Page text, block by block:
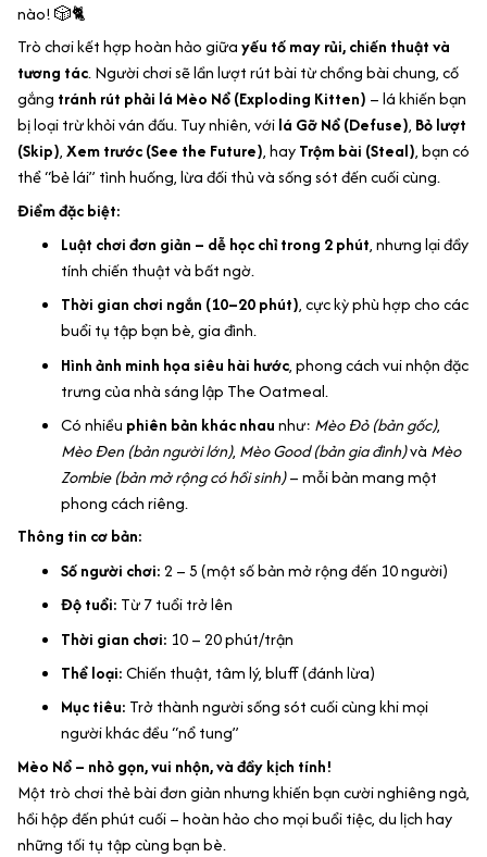
nào! 🎲🐈
Trò chơi kết hợp hoàn hảo giữayếu tố may rủi, chiến thuật và
tương tác. Người chơi sẽ lần lượt rút bài từ chồng bài chung, cố
gắng tránh rút phải lá Mèo Nổ (Exploding Kitten) – lá khiến bạn
bị loại trừ khỏi ván đấu. Tuy nhiên, vớilá Gỡ Nổ (Defuse), Bỏ lượt
(Skip),Xem trước (See the Future), hayTrộm bài (Steal), bạn có
thể “bẻ lái” tình huống, lừa đối thủ và sống sót đến cuối cùng.
Điểm đặc biệt:
Luật chơi đơn giản – dễ học chỉ trong 2 phút, nhưng lại đầy
tính chiến thuật và bất ngờ.
Thời gian chơi ngắn (10–20 phút), cực kỳ phù hợp cho các
buổi tụ tập bạn bè, gia đình.
Hình ảnh minh họa siêu hài hước, phong cách vui nhộn đặc
trưng của nhà sáng lập The Oatmeal.
Có nhiều phiên bản khác nhaunhư: Mèo Đỏ (bản gốc),
Mèo Đen (bản người lớn), Mèo Good (bản gia đình)và Mèo
Zombie (bản mở rộng có hồi sinh)– mỗi bản mang một
phong cách riêng.
Thông tin cơ bản:
Số người chơi:2 – 5 (một số bản mở rộng đến 10 người)
Độ tuổi: Từ 7 tuổi trở lên
Thời gian chơi: 10 – 20 phút/trận
Thể loại:Chiến thuật, tâm lý, bluff (đánh lừa)
Mục tiêu: Trở thành người sống sót cuối cùng khi mọi
người khác đều “nổ tung”
Mèo Nổ – nhỏ gọn, vui nhộn, và đầy kịch tính!
Một trò chơi thẻ bài đơn giản nhưng khiến bạn cười nghiêng ngả,
hồi hộp đến phút cuối – hoàn hảo cho mọi buổi tiệc, du lịch hay
những tối tụ tập cùng bạn bè.